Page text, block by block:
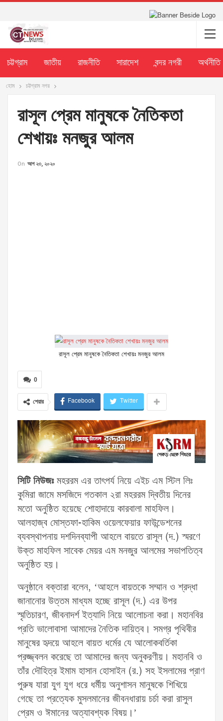
চট্টগ্রাম জাতীয় রাজনীতি সারাদেশ বন্দর নগরী অর্থনীতি
হোম চট্টগ্রাম নগর
রাসূল প্রেম মানুষকে নৈতিকতা
শেখায়ঃ মনজুর আলম
On আগ ২৩, ২০২০
রাসূল প্রেম মানুষকে নৈতিকতা শেখায়ঃ মনজুর আলম
0
শেয়ার Facebook Twitter
সিটি নিউজঃমহররম এর তাৎপর্য নিয়ে এইচ এম স্টিল লিঃ
কুমিরা জামে মসজিদে গতকাল ২রা মহররম দ্বিতীয় দিনের
মতো অনুষ্ঠিত হয়েছে শোহাদায়ে কারবালা মাহফিল।
আলহাজ্ব মোস্তফা-হাকিম ওয়েলফেয়ার ফাউন্ডেশনের
ব্যবস্থাপনায় দশদিনব্যাপী আহলে বায়তে রাসূল (দ.) স্মরণে
উক্ত মাহফিল সাবেক মেয়র এম মনজুর আলমের সভাপতিত্ব
অনুষ্ঠিত হয়।
অনুষ্ঠানে বক্তারা বলেন, ‘আহলে বায়তকে সম্মান ও শ্রদ্ধা
জানানোর উত্তম মাধ্যম হচ্ছে রাসূল (দ.) এর উপর
স্মৃতিচারণ, জীবনাদর্শ ইত্যাদি নিয়ে আলোচনা করা। মহানবির
প্রতি ভালোবাসা আমাদের নৈতিক দায়িত্ব। সমগ্র পৃথিবীর
মানুষের হৃদয়ে আহলে বায়ত ধর্মের যে আলোকবর্তিকা
প্রজ্জ্বলন করেছে তা আমাদের জন্য অনুকরণীয়। মহানবি ও
তাঁর দৌহিত্র ইমাম হাসান হোসাইন (র.) সহ ইসলামের প্রাণ
পুরুষ যারা যুগ যুগ ধরে ধর্মীয় অনুশাসন মানুষকে শিখিয়ে
গেছে তা প্রত্যেক মুসলমানের জীবনধারায় চর্চা করা রাসুল
প্রেম ও ঈমানের অত্যাবশ্যক বিষয়।’